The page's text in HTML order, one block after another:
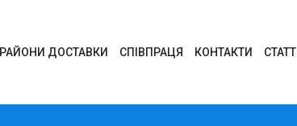
РАЙОНИ ДОСТАВКИ СПІВПРАЦЯ КОНТАКТИ СТАТТІ